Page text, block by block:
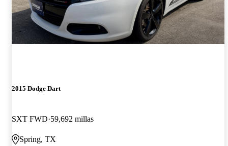
2015 Dodge Dart
SXT FWD 59,692 millas
Spring, TX